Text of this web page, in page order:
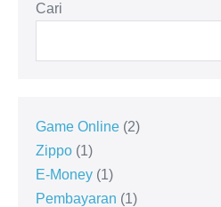
Cari
Game Online 2
Zippo 1
E-Money 1
Pembayaran
1